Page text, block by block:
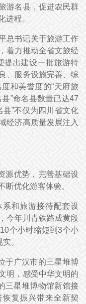
游名县，促进农民群
进程。
总书记关于旅游工作
着力推动全省文旅经
提出建设一批旅游特
、服务设施完善、综
和美誉度的“天府旅
”命名县数量已达47
”不仅为四川省文化
经济高质量发展注入
源优势，完善基础设
断优化游客体验。
系和旅游接待配套设
今年川青铁路成黄段
个小时缩短到3个小
。
于广汉市的三星堆博
明，感受中华文明的
三星堆博物馆新馆接
复振兴带来全新契